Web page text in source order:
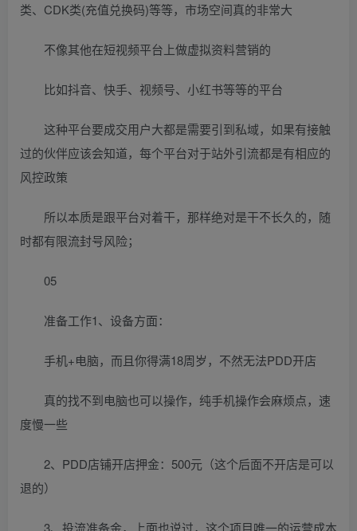
类、CDK类(充值兑换码)等等，市场空间真的非常大
不像其他在短视频平台上做虚拟资料营销的
比如抖音、快手、视频号、小红书等等的平台
这种平台要成交用户大都是需要引到私域，如果有接触
过的伙伴应该会知道，每个平台对于站外引流都是有相应的
风控政策
所以本质是跟平台对着干，那样绝对是干不长久的，随
时都有限流封号风险；
05
准备工作1、设备方面：
手机+电脑，而且你得满18周岁，不然无法PDD开店
真的找不到电脑也可以操作，纯手机操作会麻烦点，速
度慢一些
2、PDD店铺开店押金：500元（这个后面不开店是可以
退的）
3、投流准备金，上面也说过，这个项目唯一的运营成本